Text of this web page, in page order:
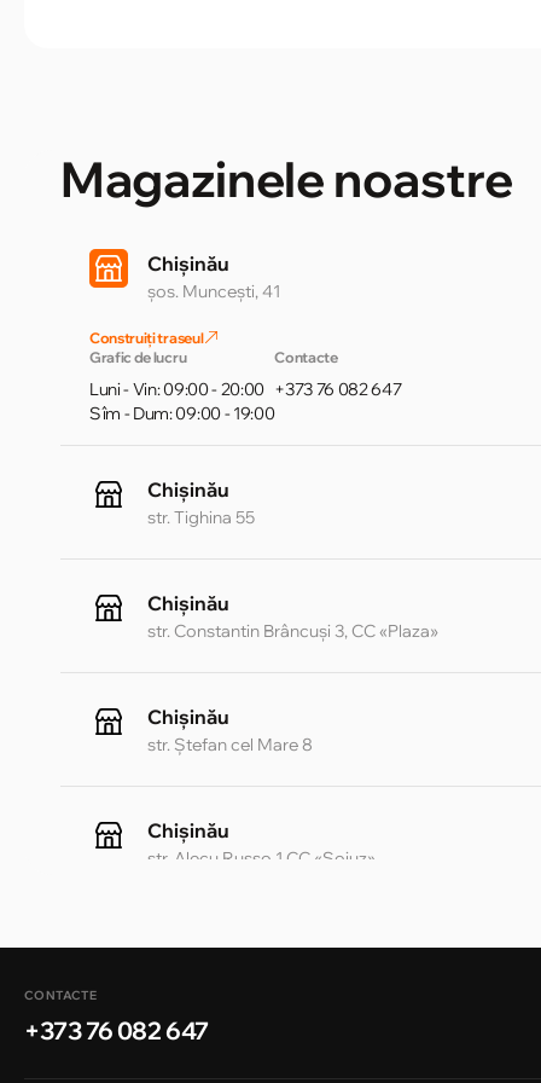
Magazinele noastre
Chișinău
șos. Muncești, 41
Construiți traseul
Grafic de lucru
Luni - Vin: 09:00 - 20:00
Sîm - Dum: 09:00 - 19:00
Contacte
+373 76 082 647
Chișinău
str. Tighina 55
Chișinău
str. Constantin Brâncuși 3, CC «Plaza»
Chișinău
str. Ștefan cel Mare 8
Chișinău
str. Alecu Russo 1 CC «Soiuz»
Chișinău
CONTACTE
+373 76 082 647